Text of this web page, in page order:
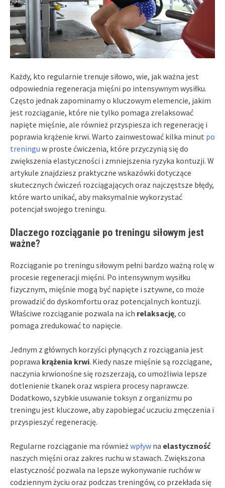
Każdy, kto regularnie trenuje siłowo, wie, jak ważna jest
odpowiednia regeneracja mięśni po intensywnym wysiłku.
Często jednak zapominamy o kluczowym elemencie, jakim
jest rozciąganie, które nie tylko pomaga zrelaksować
napięte mięśnie, ale również przyspiesza ich regenerację i
poprawia krążenie krwi. Warto zainwestować kilka minut po
treningu w proste ćwiczenia, które przyczynią się do
zwiększenia elastyczności i zmniejszenia ryzyka kontuzji. W
artykule znajdziesz praktyczne wskazówki dotyczące
skutecznych ćwiczeń rozciągających oraz najczęstsze błędy,
które warto unikać, aby maksymalnie wykorzystać
potencjał swojego treningu.
Dlaczego rozciąganie po treningu siłowym jest
ważne?
Rozciąganie po treningu siłowym pełni bardzo ważną rolę w
procesie regeneracji mięśni. Po intensywnym wysiłku
fizycznym, mięśnie mogą być napięte i sztywne, co może
prowadzić do dyskomfortu oraz potencjalnych kontuzji.
Właściwe rozciąganie pozwala na ich relaksację, co
pomaga zredukować to napięcie.
Jednym z głównych korzyści płynących z rozciągania jest
poprawa krążenia krwi. Kiedy nasze mięśnie są rozciągane,
naczynia krwionośne się rozszerzają, co umożliwia lepsze
dotlenienie tkanek oraz wspiera procesy naprawcze.
Dodatkowo, szybkie usuwanie toksyn z organizmu po
treningu jest kluczowe, aby zapobiegać uczuciu zmęczenia i
przyspieszyć regenerację.
Regularne rozciąganie ma równieżwpływ na elastyczność
naszych mięśni oraz zakres ruchu w stawach. Zwiększona
elastyczność pozwala na lepsze wykonywanie ruchów w
codziennym życiu oraz podczas treningów, co przekłada się